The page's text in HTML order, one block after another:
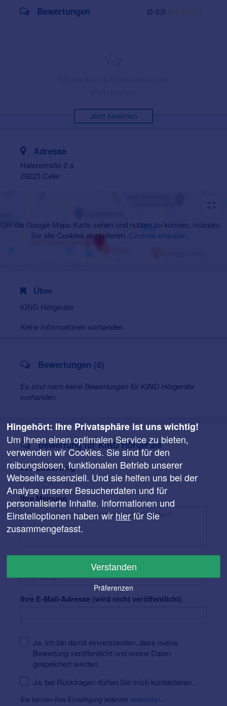
Ø 0,0
Bewertungen
Jetzt bewerten
Adresse
Hafenstraße 2 a
29223 Celle
Um die Google Maps-Karte sehen und nutzen zu können, müssen
Sie alle Cookies akzeptieren. Cookies erlauben
Über
KIND Hörgeräte
Keine Informationen vorhanden.
Bewertungen (0)
Es sind noch keine Bewertungen für KIND Hörgeräte
vorhanden.
Bewertung für KIND Hörgeräte
Ihre Bewertung
Ihre Meinung
Ihre E-Mail-Adresse (wird nicht veröffentlicht)
Ja, ich bin damit einverstanden, dass meine
Bewertung veröffentlicht und meine Daten
gespeichert werden.
Ja, bei Rückfragen dürfen Sie mich kontaktieren.
Sie können Ihre Einwilligung jederzeit widerrufen.
Hingehört: Ihre Privatsphäre ist uns wichtig!
Um Ihnen einen optimalen Service zu bieten,
verwenden wir Cookies. Sie sind für den
reibungslosen, funktionalen Betrieb unserer
Webseite essenziell. Und sie helfen uns bei der
Analyse unserer Besucherdaten und für
personalisierte Inhalte. Informationen und
Einstelloptionen haben wir hierfür Sie
zusammengefasst.
Verstanden
Präferenzen